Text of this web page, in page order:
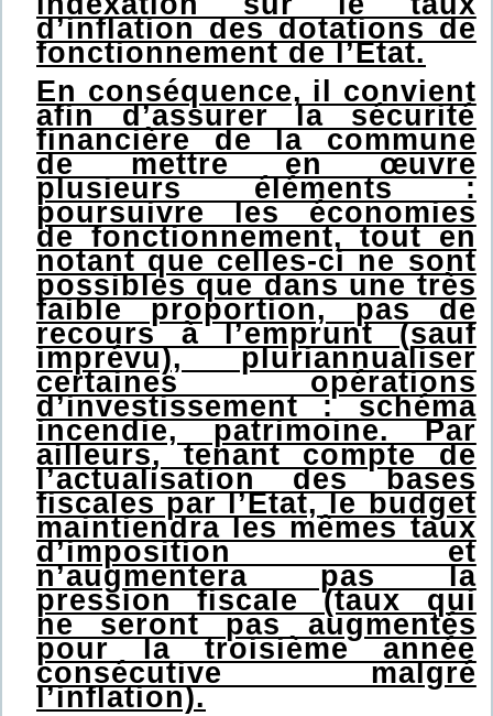
d’inflation des dotations de
fonctionnement de l’Etat.
En conséquence, il convient
afin d’assurer la sécurité
financière de la commune
de mettre en œuvre
plusieurs éléments :
poursuivre les économies
de fonctionnement, tout en
notant que celles-ci ne sont
possibles que dans une très
faible proportion, pas de
recours à l’emprunt (sauf
imprévu), pluriannualiser
certaines opérations
d’investissement : schéma
incendie, patrimoine. Par
ailleurs, tenant compte de
l’actualisation des bases
fiscales par l’Etat, le budget
maintiendra les mêmes taux
d’imposition et
n’augmentera pas la
pression fiscale (taux qui
ne seront pas augmentés
pour la troisième année
consécutive malgré
l’inflation).